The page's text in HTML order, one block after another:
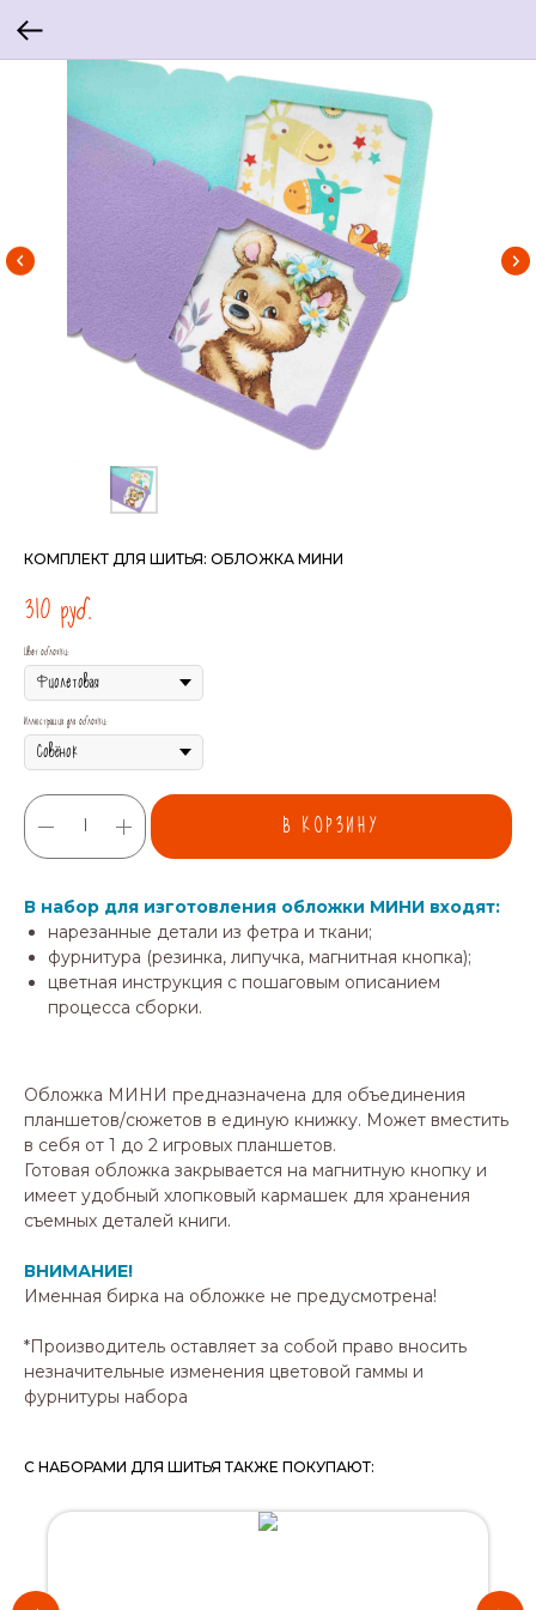
КОМПЛЕКТ ДЛЯ ШИТЬЯ: ОБЛОЖКА МИНИ
310 руб.
Цвет обложки:
Иллюстрация для обложки:
В КОРЗИНУ
В набор для изготовления обложки МИНИ входят:
нарезанные детали из фетра и ткани;
фурнитура (резинка, липучка, магнитная кнопка);
цветная инструкция с пошаговым описанием
процесса сборки.
Обложка МИНИ предназначена для объединения
планшетов/сюжетов в единую книжку. Может вместить
в себя от 1 до 2 игровых планшетов.
Готовая обложка закрывается на магнитную кнопку и
имеет удобный хлопковый кармашек для хранения
съемных деталей книги.
ВНИМАНИЕ!
Именная бирка на обложке не предусмотрена!
*Производитель оставляет за собой право вносить
незначительные изменения цветовой гаммы и
фурнитуры набора
С НАБОРАМИ ДЛЯ ШИТЬЯ ТАКЖЕ ПОКУПАЮТ: